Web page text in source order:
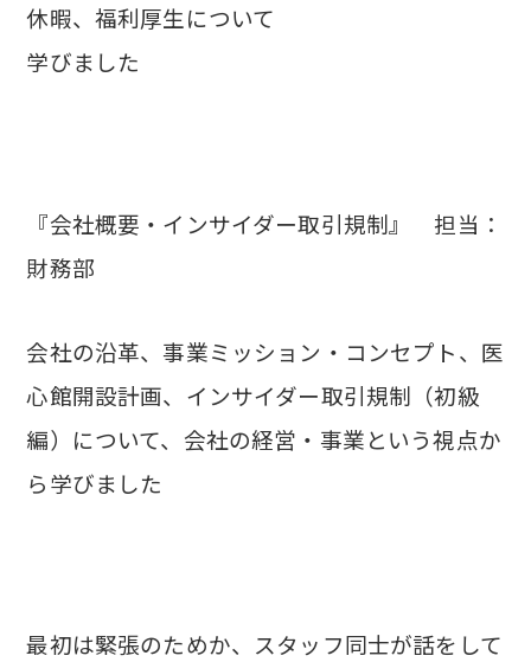
休暇、福利厚生について
学びました
『会社概要・インサイダー取引規制』 担当：
財務部
会社の沿革、事業ミッション・コンセプト、医
心館開設計画、インサイダー取引規制（初級
編）について、会社の経営・事業という視点か
ら学びました
最初は緊張のためか、スタッフ同士が話をして